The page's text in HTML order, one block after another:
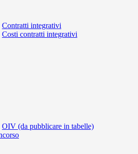
Contratti integrativi
Costi contratti integrativi
OIV (da pubblicare in tabelle)